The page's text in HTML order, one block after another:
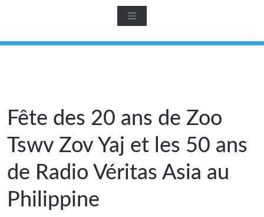
Fête des 20 ans de Zoo
Tswv Zov Yaj et les 50 ans
de Radio Véritas Asia au
Philippine